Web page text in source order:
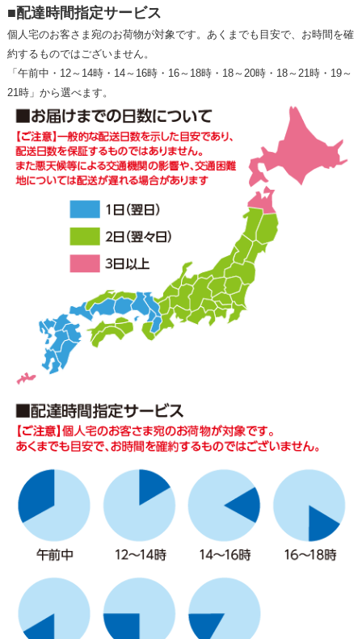
■配達時間指定サービス
個人宅のお客さま宛のお荷物が対象です。あくまでも目安で、お時間を確
約するものではございません。
「午前中・12～14時・14～16時・16～18時・18～20時・18～21時・19～
21時」から選べます。